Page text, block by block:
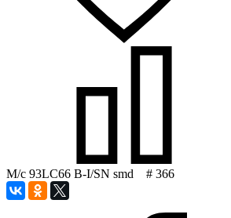
М/с 93LC66 B-I/SN smd # 366